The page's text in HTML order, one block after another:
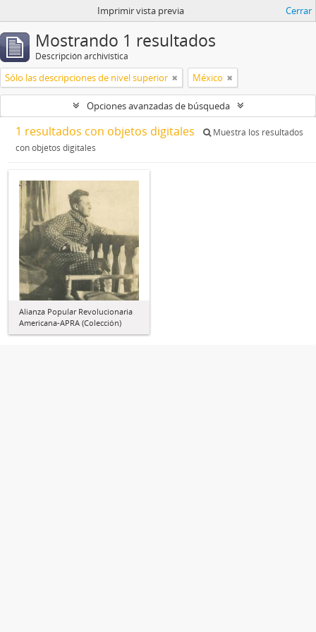
Imprimir vista previa Cerrar
Mostrando 1 resultados
Descripción archivística
Sólo las descripciones de nivel superior México
Opciones avanzadas de búsqueda
1 resultados con objetos digitales
Muestra los resultados
con objetos digitales
Alianza Popular Revolucionaria
Americana-APRA (Colección)